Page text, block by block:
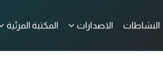
النشاطات الاصدارات المكتبة المرئية